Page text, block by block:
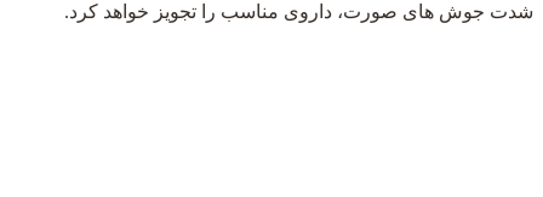
شدت جوش های صورت، داروی مناسب را تجویز خواهد کرد.